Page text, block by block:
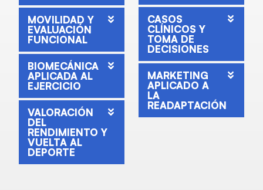
MOVILIDAD Y
EVALUACIÓN
FUNCIONAL
BIOMECÁNICA
APLICADA AL
EJERCICIO
VALORACIÓN
DEL
RENDIMIENTO Y
VUELTA AL
DEPORTE
CASOS
CLÍNICOS Y
TOMA DE
DECISIONES
MARKETING
APLICADO A
LA
READAPTACIÓN